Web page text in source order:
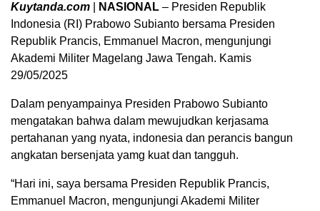
Kuytanda.com NASIONAL – Presiden Republik
Indonesia (RI) Prabowo Subianto bersama Presiden
Republik Prancis, Emmanuel Macron, mengunjungi
Akademi Militer Magelang Jawa Tengah. Kamis
29/05/2025
Dalam penyampainya Presiden Prabowo Subianto
mengatakan bahwa dalam mewujudkan kerjasama
pertahanan yang nyata, indonesia dan perancis bangun
angkatan bersenjata yamg kuat dan tangguh.
“Hari ini, saya bersama Presiden Republik Prancis,
Emmanuel Macron, mengunjungi Akademi Militer